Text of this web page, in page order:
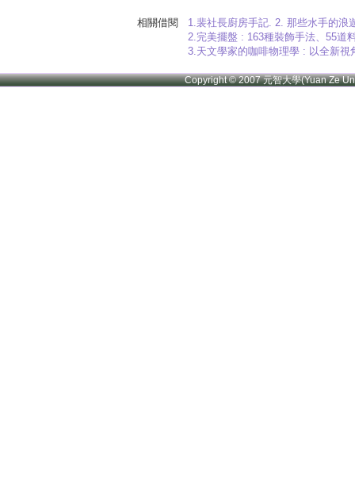
相關借閱
1.裴社長廚房手記. 2. 那些水手的浪
2.完美擺盤 : 163種裝飾手法、55道
3.天文學家的咖啡物理學 : 以全新
Copyright © 2007 元智大學(Yuan Ze